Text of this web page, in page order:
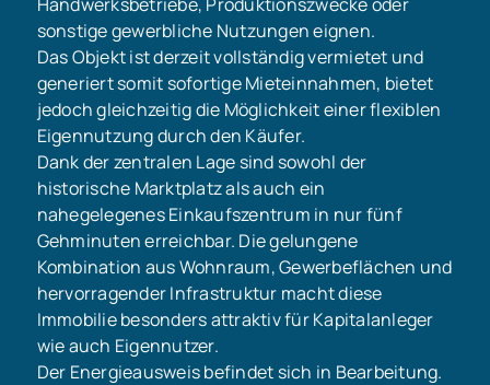
sonstige gewerbliche Nutzungen eignen.
Das Objekt ist derzeit vollständig vermietet und
generiert somit sofortige Mieteinnahmen, bietet
jedoch gleichzeitig die Möglichkeit einer flexiblen
Eigennutzung durch den Käufer.
Dank der zentralen Lage sind sowohl der
historische Marktplatz als auch ein
nahegelegenes Einkaufszentrum in nur fünf
Gehminuten erreichbar. Die gelungene
Kombination aus Wohnraum, Gewerbeflächen und
hervorragender Infrastruktur macht diese
Immobilie besonders attraktiv für Kapitalanleger
wie auch Eigennutzer.
Der Energieausweis befindet sich in Bearbeitung.